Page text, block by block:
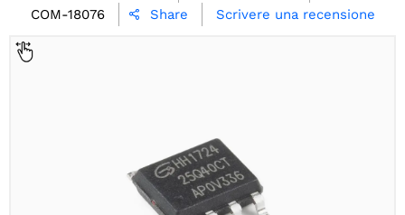
COM-18076
 Share Scrivere una recensione